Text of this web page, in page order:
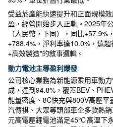
受益於產能快速提升和正面規模
盈，經營開始步入正軌。2025年
（人民幣，下同），同比
+788.4%，淨利率達10.0%，遠
+高效製造"的敘事邏輯。
動力電池主導盈利爆發
公司核心業務為新能源乘用車動
成，達到94.8%，覆蓋BEV、
能量密度、8C快充與800V高壓
汽傳祺、大眾等頭部車企多款熱
元高電壓鋰電池滿足45℃高溫下